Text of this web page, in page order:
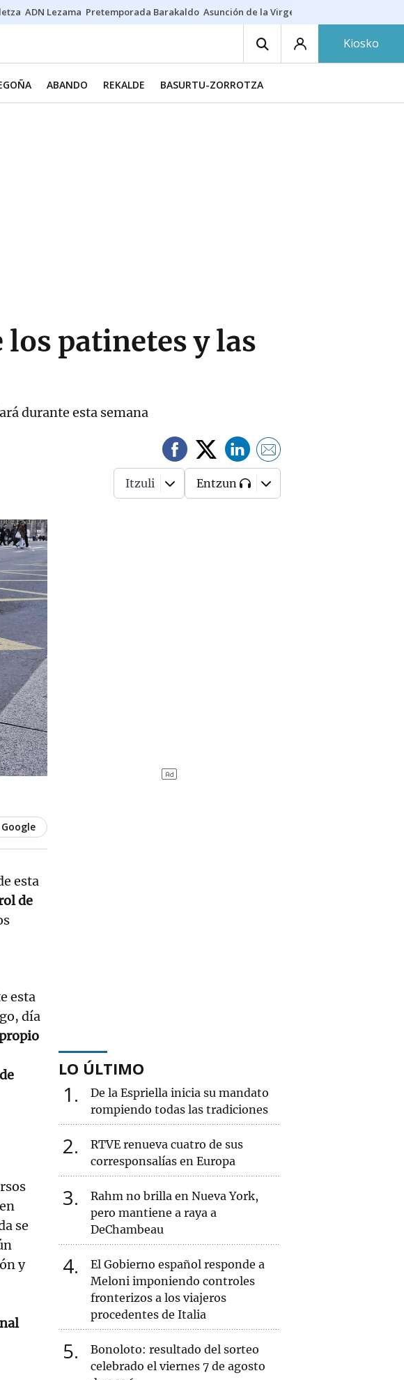
ADN Lezama Pretemporada Barakaldo Asunción de la Virgen
Kiosko
ABANDO REKALDE BASURTU-ZORROTZA
patinetes y las
durante esta semana
Itzuli Entzun
esta
de
esta
día
se
y
LO ÚLTIMO
1
De la Espriella inicia su mandato
rompiendo todas las tradiciones
2
RTVE renueva cuatro de sus
corresponsalías en Europa
3
Rahm no brilla en Nueva York,
pero mantiene a raya a
DeChambeau
4
El Gobierno español responde a
Meloni imponiendo controles
fronterizos a los viajeros
procedentes de Italia
5
Bonoloto: resultado del sorteo
celebrado el viernes 7 de agosto